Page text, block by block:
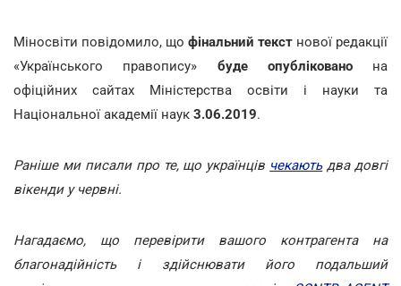
Міносвіти повідомило, що фінальний текст нової редакції
«Українського правопису» буде опублікованона
офіційних сайтах Міністерства освіти і науки та
Національної академії наук 3.06.2019.
Раніше ми писали про те, що українців чекаютьдва довгі
вікенди у червні.
Нагадаємо, що перевірити вашого контрагента на
благонадійність і здійснювати його подальший